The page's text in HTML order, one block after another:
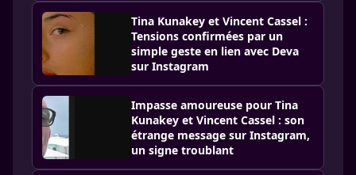
Tina Kunakey et Vincent Cassel :
Tensions confirmées par un
simple geste en lien avec Deva
sur Instagram
Impasse amoureuse pour Tina
Kunakey et Vincent Cassel : son
étrange message sur Instagram,
un signe troublant